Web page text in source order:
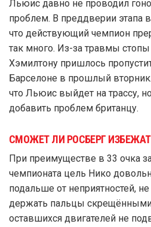
Льюис давно не проводил
проблем. В преддверии этапа
что действующий чемпион
так много. Из-за травмы
Хэмилтону пришлось
Барселоне в прошлый
что Льюис выйдет на трассу,
добавить проблем британцу.
СМОЖЕТ ЛИ РОСБЕРГ
При преимуществе в 33 очка
чемпионата цель Нико
подальше от неприятностей,
держать пальцы
оставшихся двигателей не